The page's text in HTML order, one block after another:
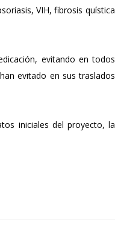
VIH, fibrosis quística
evitando en todos
evitado en sus traslados
iniciales del proyecto, la